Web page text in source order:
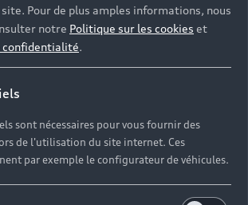
EA 189
Airbag Takata
Politique sur les cookies
Politique de confidentialité
d'alerte
en ligne
Réseau Audi
Audi
Pour de plus amples informations, nous
notre Politique sur les cookies et
confidentialité.
sont nécessaires pour vous fournir des
de l'utilisation du site internet. Ces
par exemple le configurateur de véhicules.